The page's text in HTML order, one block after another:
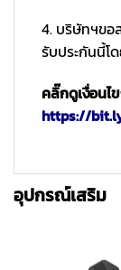
4. บริษัทฯขอ
รับประกันนี้โ
คลิ๊กดูเงื่อนไ
https://
อุปกรณ์เสริม